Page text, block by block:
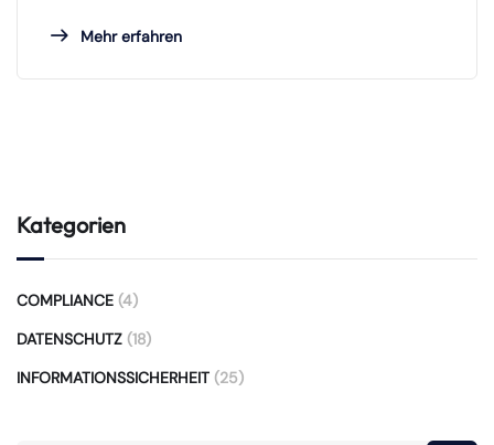
Mehr erfahren
Kategorien
COMPLIANCE (4)
DATENSCHUTZ (18)
INFORMATIONSSICHERHEIT (25)